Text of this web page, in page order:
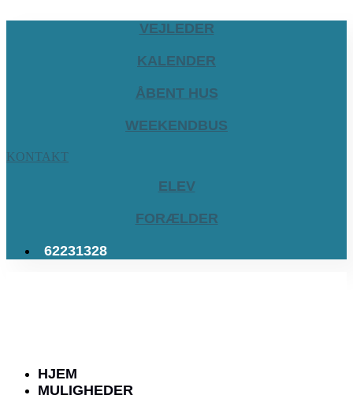
VEJLEDER
KALENDER
ÅBENT HUS
WEEKENDBUS
KONTAKT
ELEV
FORÆLDER
62231328
HJEM
MULIGHEDER